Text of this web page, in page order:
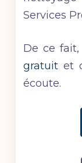
Services
De ce fait,
gratuit et
écoute.